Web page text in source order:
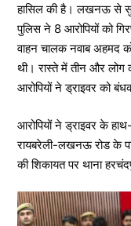
हासिल की है। लखनऊ से
पुलिस ने 8 आरोपियों को
वाहन चालक नवाब अहमद
थी। रास्ते में तीन और लोग
आरोपियों ने ड्राइवर को
आरोपियों ने ड्राइवर के
रायबरेली-लखनऊ रोड के
की शिकायत पर थाना